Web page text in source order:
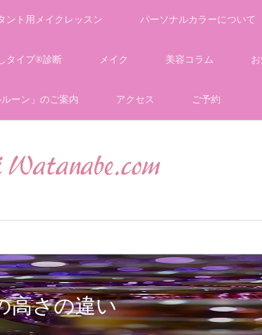
ント用メイクレッスン パーソナルカラーについて
タイプ®診断 メイク 美容コラム
ーン」のご案内 アクセス ご予約
高さの違い